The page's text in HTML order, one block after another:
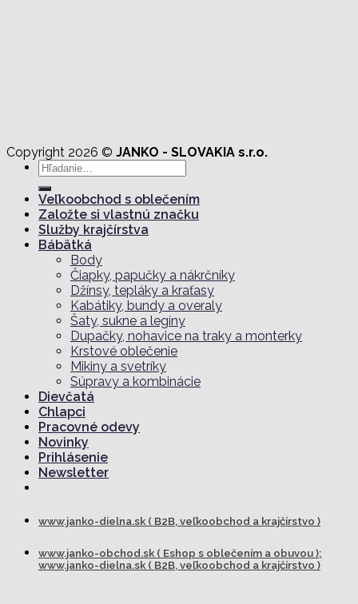
Copyright 2026 © JANKO - SLOVAKIA s.r.o.
Hľadať:
Veľkoobchod s oblečením
Založte si vlastnú značku
Služby krajčírstva
Bábätká
Body
Čiapky, papučky a nákrčníky
Džínsy, tepláky a kraťasy
Kabátiky, bundy a overaly
Šaty, sukne a legíny
Dupačky, nohavice na traky a monterky
Krstové oblečenie
Mikiny a svetríky
Súpravy a kombinácie
Dievčatá
Chlapci
Pracovné odevy
Novinky
Prihlásenie
Newsletter
www.janko-dielna.sk ( B2B, veľkoobchod a krajčírstvo )
www.janko-obchod.sk ( Eshop s oblečením a obuvou );
www.janko-dielna.sk ( B2B, veľkoobchod a krajčírstvo )